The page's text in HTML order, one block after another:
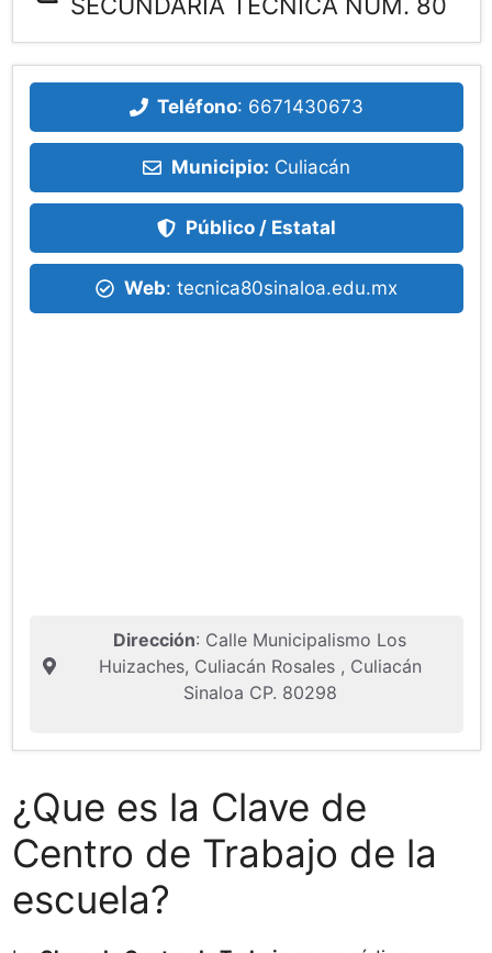
Teléfono: 6671430673
Municipio: Culiacán
Público / Estatal
Web: tecnica80sinaloa.edu.mx
Dirección: Calle Municipalismo Los
Huizaches, Culiacán Rosales , Culiacán
Sinaloa CP. 80298
¿Que es la Clave de
Centro de Trabajo de la
escuela?